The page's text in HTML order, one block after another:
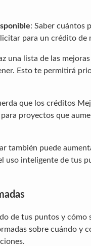
: Saber cuántos
para un crédito de
una lista de las
Esto te permitirá
que los créditos
proyectos que
también puede
uso inteligente de tus
de tus puntos y cómo
sobre cuándo y